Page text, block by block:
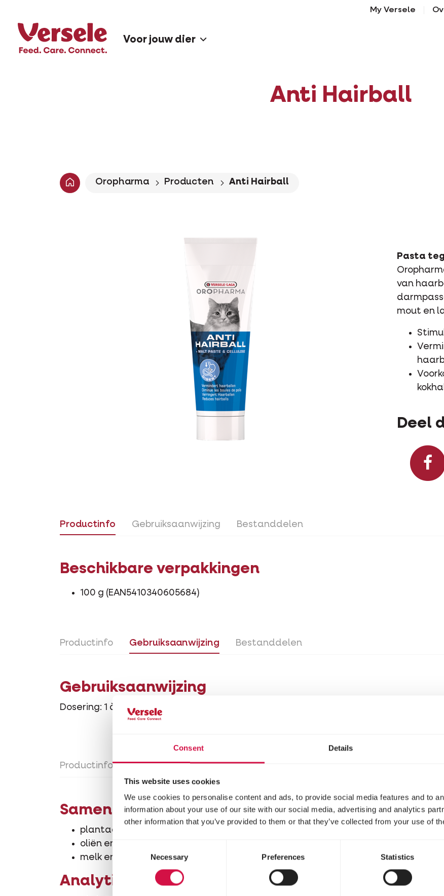
Consent Details
This website uses cookies
We use cookies to personalise content and ads, to provide social media features and to
information about your use of our site with our social media, advertising and analytics
other information that you’ve provided to them or that they’ve collected from your use of
Consent
Selection
Necessary Preferences Statistics
My Versele
Voor jouw dier
Anti Hairball
Oropharma Producten Anti Hairball
Pasta
van
mout en
Deel
Productinfo Gebruiksaanwijzing Bestanddelen
Beschikbare verpakkingen
100 g (EAN5410340605684)
Productinfo Gebruiksaanwijzing Bestanddelen
Gebruiksaanwijzing
Dosering: 1 à 3 g per dag (= 2 à 3 cm pasta).
Productinfo Gebruiksaanwijzing Bestanddelen
Samenstelling
plantaardige bijproducten (mout 55%, cellulose 7%)
oliën en vetten
melk en -bijproducten
Analytische bestanddelen